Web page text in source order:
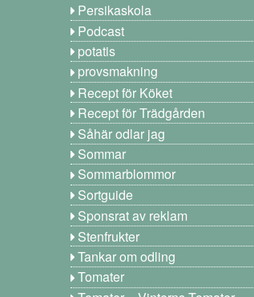
Persikaskola
Podcast
potatis
provsmakning
Recept för Köket
Recept för Trädgården
Såhär odlar jag
Sommar
Sommarblommor
Sortguide
Sponsrat av reklam
Stenfrukter
Tankar om odling
Tomater